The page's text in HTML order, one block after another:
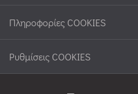
Πληροφορίες COOKIES
Ρυθμίσεις COOKIES